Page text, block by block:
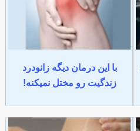
با این درمان دیگه زانودرد
زندگیت رو مختل نمیکنه!